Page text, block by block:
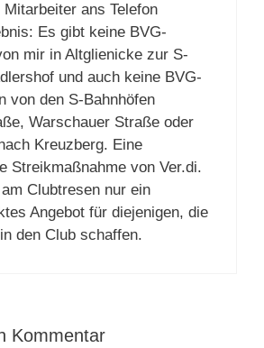
ans Telefon
Es gibt keine BVG-
mir in Altglienicke zur S-
und auch keine BVG-
von den S-Bahnhöfen
Warschauer Straße oder
Kreuzberg. Eine
Streikmaßnahme von Ver.di.
Clubtresen nur ein
Angebot für diejenigen, die
den Club schaffen.
Kommentar